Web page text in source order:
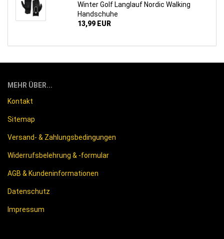
Win­ter Golf Lang­lauf Nor­dic Wal­king
Hand­schu­he
13,99 EUR
MEHR ÜBER...
Kontakt
Sitemap
Versand- & Zahlungsbedingungen
Widerrufsbelehrung & -formular
AGB & Kundeninformationen
Datenschutz
Impressum